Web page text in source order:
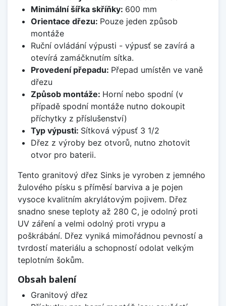
Minimální šířka skříňky: 600 mm
Orientace dřezu: Pouze jeden způsob
montáže
Ruční ovládání výpusti - výpusť se zavírá a
otevírá zamáčknutím sítka.
Provedení přepadu: Přepad umístěn ve vaně
dřezu
Způsob montáže: Horní nebo spodní (v
případě spodní montáže nutno dokoupit
příchytky z příslušenství)
Typ výpusti: Sítková výpusť 3 1/2
Dřez z výroby bez otvorů, nutno zhotovit
otvor pro baterii.
Tento granitový dřez Sinks je vyroben z jemného
žulového písku s příměsí barviva a je pojen
vysoce kvalitním akrylátovým pojivem. Dřez
snadno snese teploty až 280 C, je odolný proti
UV záření a velmi odolný proti vrypu a
poškrábání. Dřez vyniká mimořádnou pevností a
tvrdostí materiálu a schopností odolat velkým
teplotním šokům.
Obsah balení
Granitový dřez